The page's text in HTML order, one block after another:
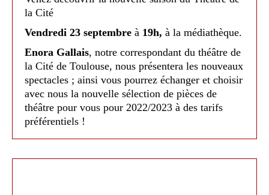
-Bijou Bijou te réveille pas surtoutde Philippe
Dorin mis en scène de Sylvianne Fortuny. En
la Cité
Vendredi 23 septembre à 19h, à la médiathèque.
Enora Gallais, notre correspondant du théâtre de
la Cité de Toulouse, nous présentera les nouveaux
spectacles ; ainsi vous pourrez échanger et choisir
avec nous la nouvelle sélection de pièces de
théâtre pour vous pour 2022/2023 à des tarifs
préférentiels !